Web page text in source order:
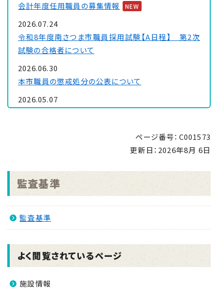
会計年度任用職員の募集情報
NEW
2026.07.24
令和8年度南さつま市職員採用試験【A日程】 第2次
試験の合格者について
2026.06.30
本市職員の懲戒処分の公表について
2026.05.07
「南さつま市DX推進基本計画」の公表について
しました。(令和8年2月)
2025.12.12
南さつま市任期付職員(弁護士)採用試験案内 ※随
時募集※
2025.11.16
南さつま市議会議員選挙及び南さつま市長選挙(令和
ページ番号：C001573
更新日： 2026年8月 6日
監査基準
監査基準
よく閲覧されているページ
施設情報